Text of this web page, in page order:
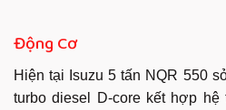
Động Cơ
Hiện tại Isuzu 5 tấn NQR 550
turbo diesel D-core kết hợp